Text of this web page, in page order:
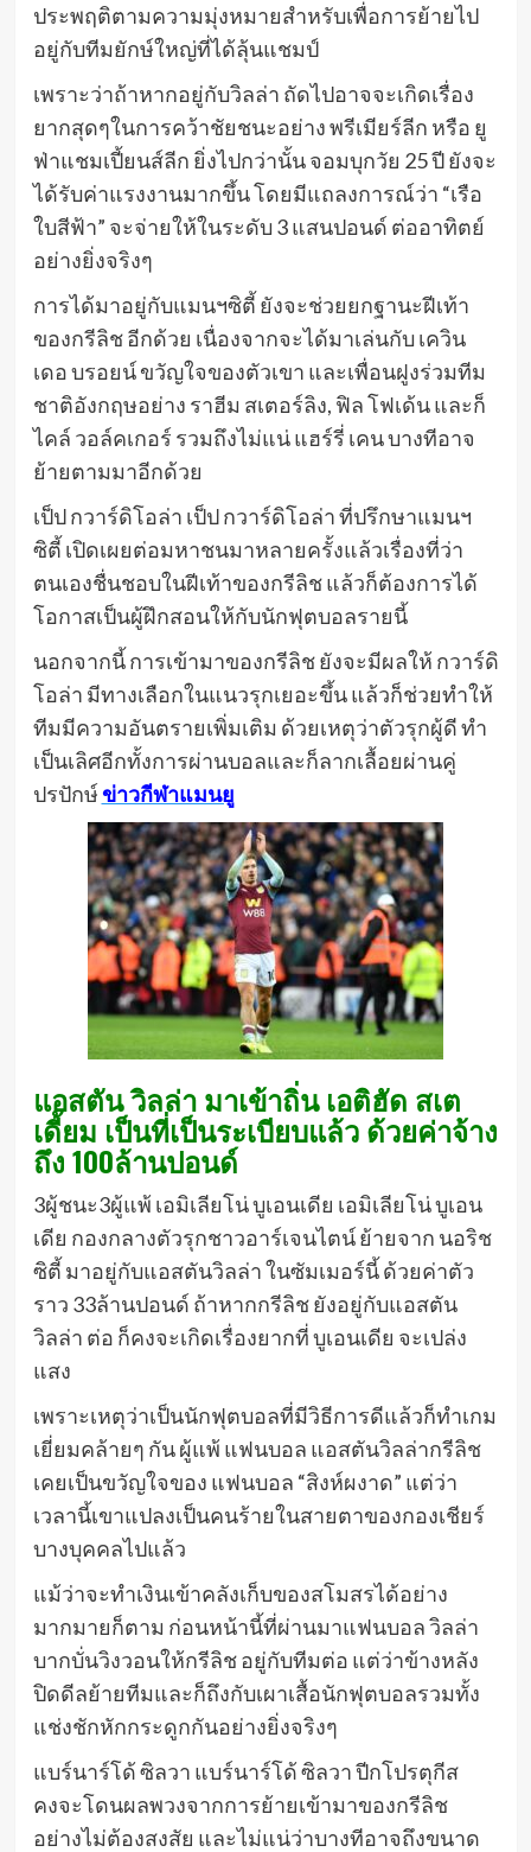
ประพฤติตามความมุ่งหมายสำหรับเพื่อการย้ายไป
อยู่กับทีมยักษ์ใหญ่ที่ได้ลุ้นแชมป์
เพราะว่าถ้าหากอยู่กับวิลล่า ถัดไปอาจจะเกิดเรื่อง
ยากสุดๆในการคว้าชัยชนะอย่าง พรีเมียร์ลีก หรือ ยู
ฟ่าแชมเปี้ยนส์ลีก ยิ่งไปกว่านั้น จอมบุกวัย 25 ปี ยังจะ
ได้รับค่าแรงงานมากขึ้น โดยมีแถลงการณ์ว่า “เรือ
ใบสีฟ้า” จะจ่ายให้ในระดับ 3 แสนปอนด์ ต่ออาทิตย์
อย่างยิ่งจริงๆ
การได้มาอยู่กับแมนฯซิตี้ ยังจะช่วยยกฐานะฝีเท้า
ของกรีลิช อีกด้วย เนื่องจากจะได้มาเล่นกับ เควิน
เดอ บรอยน์ ขวัญใจของตัวเขา และเพื่อนฝูงร่วมทีม
ชาติอังกฤษอย่าง ราฮีม สเตอร์ลิง, ฟิล โฟเด้น และก็
ไคล์ วอล์คเกอร์ รวมถึงไม่แน่ แฮร์รี่ เคน บางทีอาจ
ย้ายตามมาอีกด้วย
เป็ป กวาร์ดิโอล่า เป็ป กวาร์ดิโอล่า ที่ปรึกษาแมนฯ
ซิตี้ เปิดเผยต่อมหาชนมาหลายครั้งแล้วเรื่องที่ว่า
ตนเองชื่นชอบในฝีเท้าของกรีลิช แล้วก็ต้องการได้
โอกาสเป็นผู้ฝึกสอนให้กับนักฟุตบอลรายนี้
นอกจากนี้ การเข้ามาของกรีลิช ยังจะมีผลให้ กวาร์ดิ
โอล่า มีทางเลือกในแนวรุกเยอะขึ้น แล้วก็ช่วยทำให้
ทีมมีความอันตรายเพิ่มเติม ด้วยเหตุว่าตัวรุกผู้ดี ทำ
เป็นเลิศอีกทั้งการผ่านบอลและก็ลากเลื้อยผ่านคู่
ปรปักษ์ข่าวกีฬาแมนยู
แอสตัน วิลล่า มาเข้าถิ่น เอติฮัด สเต
เดี้ยม เป็นที่เป็นระเบียบแล้ว ด้วยค่าจ้าง
ถึง 100ล้านปอนด์
3ผู้ชนะ3ผู้แพ้ เอมิเลียโน่ บูเอนเดีย เอมิเลียโน่ บูเอน
เดีย กองกลางตัวรุกชาวอาร์เจนไตน์ ย้ายจาก นอริช
ซิตี้ มาอยู่กับแอสตันวิลล่า ในซัมเมอร์นี้ ด้วยค่าตัว
ราว 33ล้านปอนด์ ถ้าหากกรีลิช ยังอยู่กับแอสตัน
วิลล่า ต่อ ก็คงจะเกิดเรื่องยากที่ บูเอนเดีย จะเปล่ง
แสง
เพราะเหตุว่าเป็นนักฟุตบอลที่มีวิธีการดีแล้วก็ทำเกม
เยี่ยมคล้ายๆ กัน ผู้แพ้ แฟนบอล แอสตันวิลล่ากรีลิช
เคยเป็นขวัญใจของ แฟนบอล “สิงห์ผงาด” แต่ว่า
เวลานี้เขาแปลงเป็นคนร้ายในสายตาของกองเชียร์
บางบุคคลไปแล้ว
แม้ว่าจะทำเงินเข้าคลังเก็บของสโมสรได้อย่าง
มากมายก็ตาม ก่อนหน้านี้ที่ผ่านมาแฟนบอล วิลล่า
บากบั่นวิงวอนให้กรีลิช อยู่กับทีมต่อ แต่ว่าข้างหลัง
ปิดดีลย้ายทีมและก็ถึงกับเผาเสื้อนักฟุตบอลรวมทั้ง
แช่งชักหักกระดูกกันอย่างยิ่งจริงๆ
แบร์นาร์โด้ ซิลวา แบร์นาร์โด้ ซิลวา ปีกโปรตุกีส
คงจะโดนผลพวงจากการย้ายเข้ามาของกรีลิช
อย่างไม่ต้องสงสัย และไม่แน่ว่าบางทีอาจถึงขนาด